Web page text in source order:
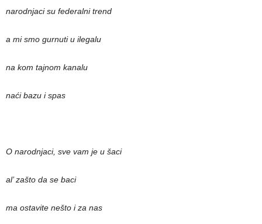
narodnjaci su federalni trend
a mi smo gurnuti u ilegalu
na kom tajnom kanalu
naći bazu i spas
O narodnjaci, sve vam je u šaci
al’ zašto da se baci
ma ostavite nešto i za nas